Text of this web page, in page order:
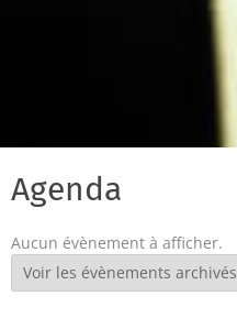
Agenda
Aucun évènement à afficher.
Voir les évènements archivés